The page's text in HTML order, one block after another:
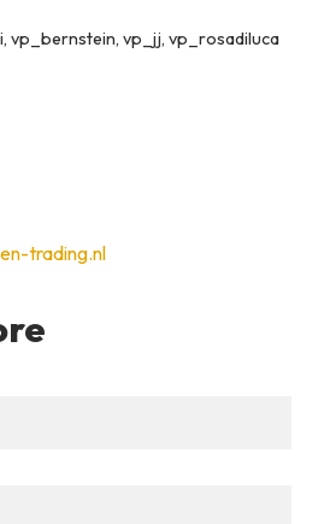
vp_bernstein, vp_jj, vp_rosadiluca
trading.nl